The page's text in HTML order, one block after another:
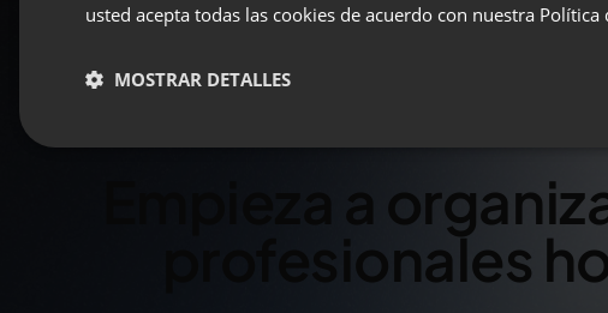
Empieza a
profesionales
usted acepta todas las cookies de acuerdo con nuestra Política
MOSTRAR DETALLES